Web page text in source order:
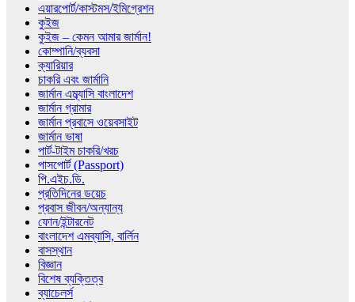
এয়ারপোর্ট/কাস্টমস/ইমিগ্রেশন
কুইজ
কুইজ – কেমন আমার জার্মান!
কোম্পানি/ব্যবসা
ক্যারিয়ার
চাকরি এবং জার্মানি
জার্মান এম্ব্যাসি বাংলাদেশ
জার্মান গ্রামার
জার্মান প্রবাসে ওয়েবসাইট
জার্মান ভাষা
পার্ট-টাইম চাকরি/খরচ
পাসপোর্ট (Passport)
পি.এইচ.ডি.
প্রতিদিনের ডয়েচ
প্রবাস জীবন/অন্যান্য
ফোন/ইন্টারনেট
বাংলাদেশ এমব্যাসি, বার্লিন
বাসস্থান
বিজ্ঞান
বিশেষ ব্যক্তিত্ব
ব্যাচেলর্স